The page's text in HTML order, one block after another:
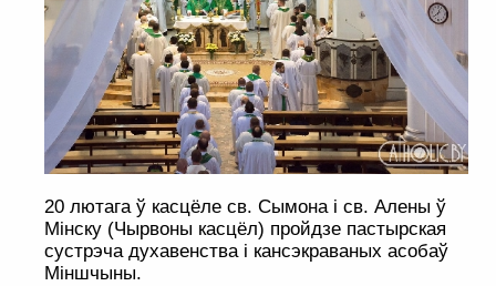
20 лютага ў касцёле св. Сымона і св. Алены ў
Мінску (Чырвоны касцёл) пройдзе пастырская
сустрэча духавенства і кансэкраваных асобаў
Міншчыны.